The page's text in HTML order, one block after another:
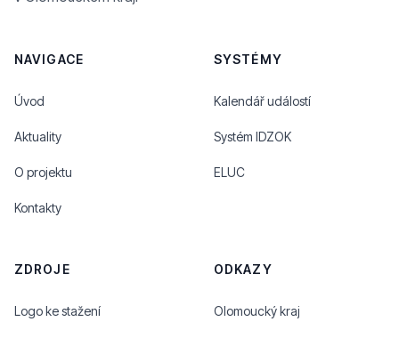
NAVIGACE
Úvod
Aktuality
O projektu
Kontakty
SYSTÉMY
Kalendář událostí
Systém IDZOK
ELUC
ZDROJE
Logo ke stažení
ODKAZY
Olomoucký kraj